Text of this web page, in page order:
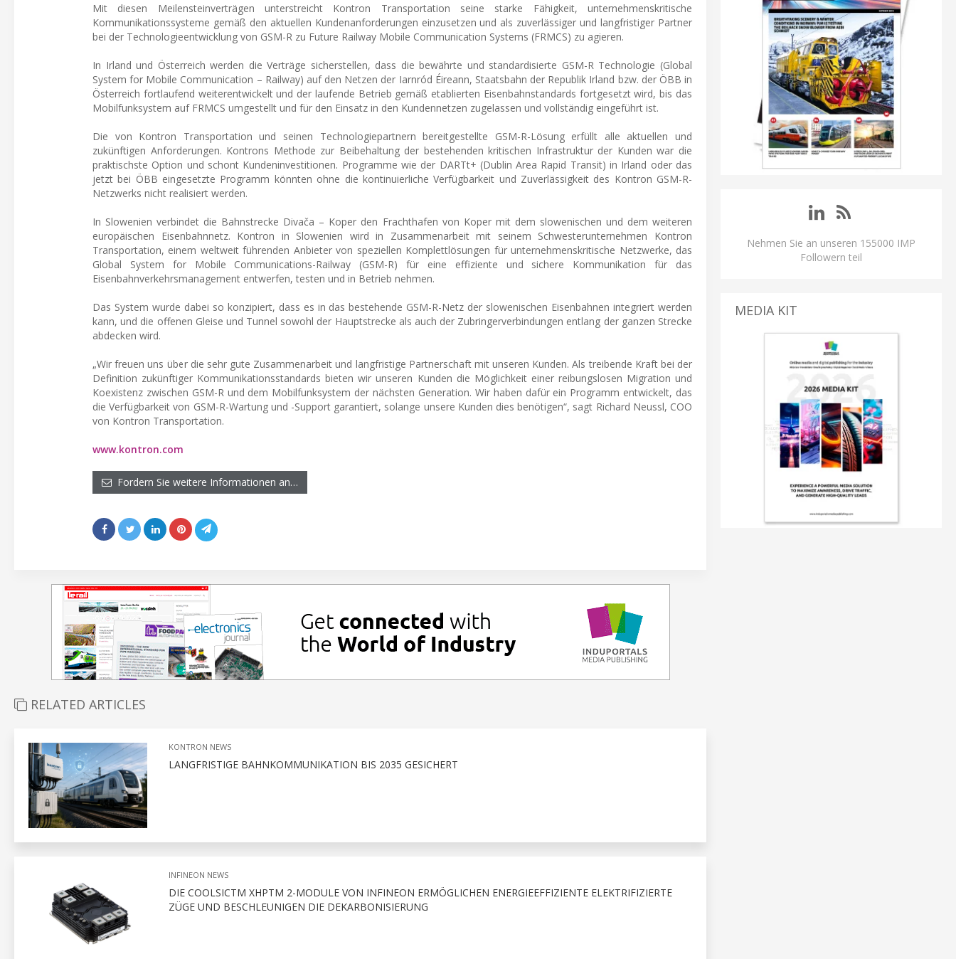
Mit diesen Meilensteinverträgen unterstreicht Kontron Transportation seine starke Fähigkeit, unternehmenskritische
Kommunikationssysteme gemäß den aktuellen Kundenanforderungen einzusetzen und als zuverlässiger und langfristiger Partner
bei der Technologieentwicklung von GSM-R zu Future Railway Mobile Communication Systems (FRMCS) zu agieren.
In Irland und Österreich werden die Verträge sicherstellen, dass die bewährte und standardisierte GSM-R Technologie (Global
System for Mobile Communication – Railway) auf den Netzen der Iarnród Éireann, Staatsbahn der Republik Irland bzw. der ÖBB in
Österreich fortlaufend weiterentwickelt und der laufende Betrieb gemäß etablierten Eisenbahnstandards fortgesetzt wird, bis das
Mobilfunksystem auf FRMCS umgestellt und für den Einsatz in den Kundennetzen zugelassen und vollständig eingeführt ist.
Die von Kontron Transportation und seinen Technologiepartnern bereitgestellte GSM-R-Lösung erfüllt alle aktuellen und
zukünftigen Anforderungen. Kontrons Methode zur Beibehaltung der bestehenden kritischen Infrastruktur der Kunden war die
praktischste Option und schont Kundeninvestitionen. Programme wie der DARTt+ (Dublin Area Rapid Transit) in Irland oder das
jetzt bei ÖBB eingesetzte Programm könnten ohne die kontinuierliche Verfügbarkeit und Zuverlässigkeit des Kontron GSM-R-
Netzwerks nicht realisiert werden.
In Slowenien verbindet die Bahnstrecke Divača – Koper den Frachthafen von Koper mit dem slowenischen und dem weiteren
europäischen Eisenbahnnetz. Kontron in Slowenien wird in Zusammenarbeit mit seinem Schwesterunternehmen Kontron
Transportation, einem weltweit führenden Anbieter von speziellen Komplettlösungen für unternehmenskritische Netzwerke, das
Global System for Mobile Communications-Railway (GSM-R) für eine effiziente und sichere Kommunikation für das
Eisenbahnverkehrsmanagement entwerfen, testen und in Betrieb nehmen.
Das System wurde dabei so konzipiert, dass es in das bestehende GSM-R-Netz der slowenischen Eisenbahnen integriert werden
kann, und die offenen Gleise und Tunnel sowohl der Hauptstrecke als auch der Zubringerverbindungen entlang der ganzen Strecke
abdecken wird.
„Wir freuen uns über die sehr gute Zusammenarbeit und langfristige Partnerschaft mit unseren Kunden. Als treibende Kraft bei der
Definition zukünftiger Kommunikationsstandards bieten wir unseren Kunden die Möglichkeit einer reibungslosen Migration und
Koexistenz zwischen GSM-R und dem Mobilfunksystem der nächsten Generation. Wir haben dafür ein Programm entwickelt, das
die Verfügbarkeit von GSM-R-Wartung und -Support garantiert, solange unsere Kunden dies benötigen“, sagt Richard Neussl, COO
von Kontron Transportation.
www.kontron.com
Fordern Sie weitere Informationen an…
RELATED ARTICLES
KONTRON NEWS
LANGFRISTIGE BAHNKOMMUNIKATION BIS 2035 GESICHERT
INFINEON NEWS
DIE COOLSICTM XHPTM 2-MODULE VON INFINEON ERMÖGLICHEN ENERGIEEFFIZIENTE ELEKTRIFIZIERTE
ZÜGE UND BESCHLEUNIGEN DIE DEKARBONISIERUNG
Nehmen Sie an unseren 155000 IMP
Followern teil
MEDIA KIT